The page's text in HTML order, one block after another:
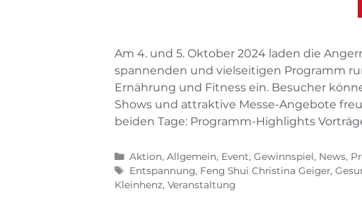
Am 4. und 5. Oktober 2024 laden die
spannenden und vielseitigen Programm
Ernährung und Fitness ein. Besucher
Shows und attraktive Messe-Angebote
beiden Tage: Programm-Highlights
Aktion,Allgemein, Event,Gewinnspiel, News,
Entspannung, Feng Shui Christina Geiger,
Kleinhenz, Veranstaltung